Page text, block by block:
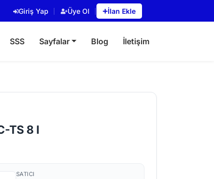
Giriş Yap Üye Ol İlan Ekle
SSS Sayfalar Blog İletişim
TS 8 I
SATICI